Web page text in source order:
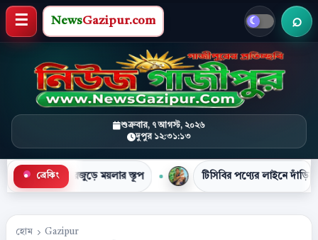
শুক্রবার, ৭ আগস্ট, ২০২৬
দুপুর ১২:৩১:১৪
মেনু খুলুন
NewsGazipur.com
● ব্রেকিং
ময়লার স্তূপ টিসিবির পণ্যের লাইনে দাঁড়িয়ে প্রাণ গেল
হোম
Gazipur